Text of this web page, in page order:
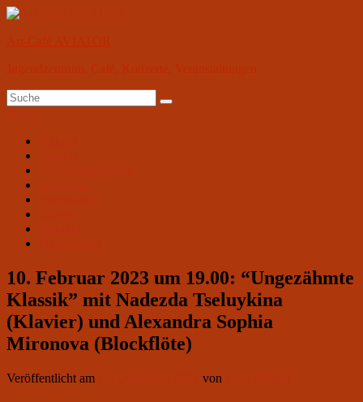
Zum
Suchen
nach:
Suchen
Primäres
Menü
10. Februar 2023 um 19.00: “Ungezähmte
Klassik” mit Nadezda Tseluykina
(Klavier) und Alexandra Sophia
Mironova (Blockflöte)
Veröffentlicht am von